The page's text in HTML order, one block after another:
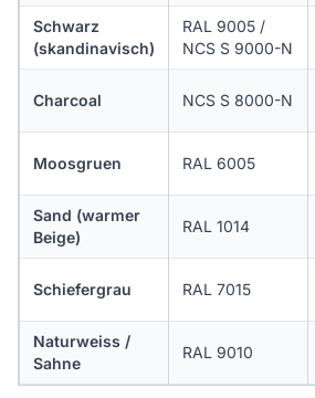
Schwarz
(skandinavisch)
RAL 9005 /
NCS S 9000-N
Charcoal NCS S 8000-N
Moosgruen RAL 6005
Sand (warmer
Beige)
RAL 1014
Schiefergrau RAL 7015
Naturweiss /
Sahne
RAL 9010